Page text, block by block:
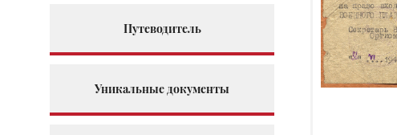
Путеводитель
Уникальные документы